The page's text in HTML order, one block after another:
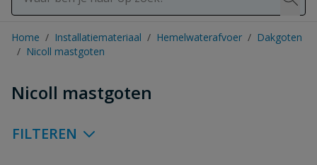
Home / Installatiemateriaal / Hemelwaterafvoer / Dakgoten
/ Nicoll mastgoten
Nicoll mastgoten
FILTEREN